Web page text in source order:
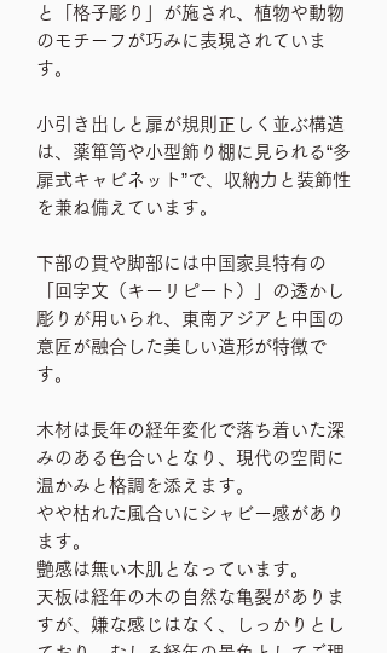
と「格子彫り」が施され、植物や動物
のモチーフが巧みに表現されていま
す。
小引き出しと扉が規則正しく並ぶ構造
は、薬箪笥や小型飾り棚に見られる“多
扉式キャビネット”で、収納力と装飾性
を兼ね備えています。
下部の貫や脚部には中国家具特有の
「回字文（キーリピート）」の透かし
彫りが用いられ、東南アジアと中国の
意匠が融合した美しい造形が特徴で
す。
木材は長年の経年変化で落ち着いた深
みのある色合いとなり、現代の空間に
温かみと格調を添えます。
やや枯れた風合いにシャビー感があり
ます。
艶感は無い木肌となっています。
天板は経年の木の自然な亀裂がありま
すが、嫌な感じはなく、しっかりとし